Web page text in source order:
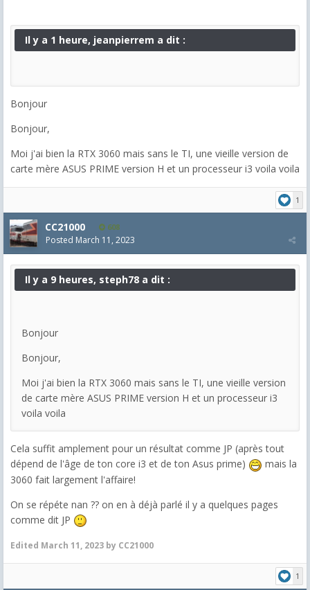
Il y a 1 heure, jeanpierrem a dit :
Bonjour
Bonjour,
Moi j'ai bien la RTX 3060 mais sans le TI, une vieille version de
carte mère ASUS PRIME version H et un processeur i3 voila voila
1
CC21000 608
Posted March 11, 2023
Il y a 9 heures, steph78 a dit :
Bonjour
Bonjour,
Moi j'ai bien la RTX 3060 mais sans le TI, une vieille version
de carte mère ASUS PRIME version H et un processeur i3
voila voila
Cela suffit amplement pour un résultat comme JP (après tout
dépend de l'âge de ton core i3 et de ton Asus prime)
mais la
3060 fait largement l'affaire!
On se répéte nan ?? on en à déjà parlé il y a quelques pages
comme dit JP
Edited March 11, 2023 by CC21000
1